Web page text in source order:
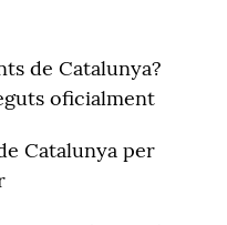
de Catalunya?
oficialment
Catalunya per